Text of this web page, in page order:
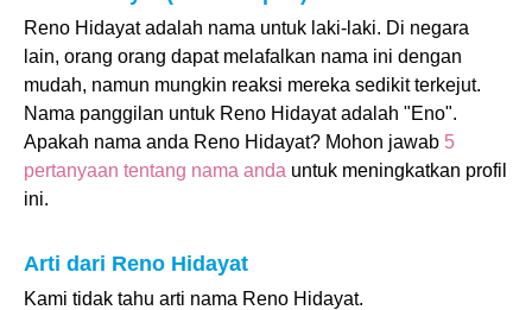
Reno Hidayat adalah nama untuk laki-laki. Di negara
lain, orang orang dapat melafalkan nama ini dengan
mudah, namun mungkin reaksi mereka sedikit terkejut.
Nama panggilan untuk Reno Hidayat adalah "Eno".
Apakah nama anda Reno Hidayat? Mohon jawab 5
pertanyaan tentang nama anda untuk meningkatkan profil
ini.
Arti dari Reno Hidayat
Kami tidak tahu arti nama Reno Hidayat.